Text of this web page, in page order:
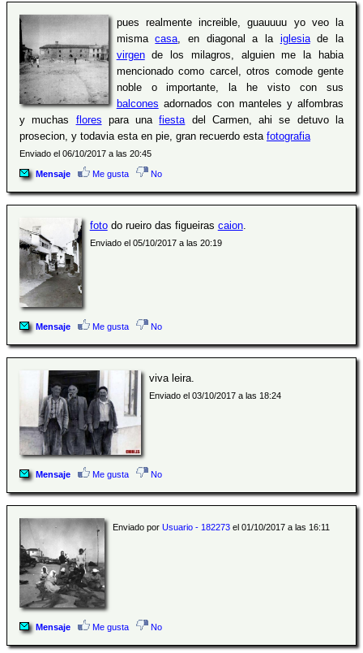
pues realmente increible, guauuuu yo veo la
mismacasa, en diagonal a la iglesiade la
virgende los milagros, alguien me la habia
mencionado como carcel, otros comode gente
noble o importante, la he visto con sus
balcones adornados con manteles y alfombras
y muchas flores para unafiestadel Carmen, ahi se detuvo la
prosecion, y todavia esta en pie, gran recuerdo esta fotografia
Enviado el 06/10/2017 a las 20:45
Mensaje Me gusta No
fotodo rueiro das figueiras caion.
Enviado el 05/10/2017 a las 20:19
Mensaje Me gusta No
viva leira.
Enviado el 03/10/2017 a las 18:24
Mensaje Me gusta No
Enviado porUsuario - 182273 el 01/10/2017 a las 16:11
Mensaje Me gusta No